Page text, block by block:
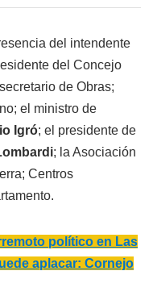
del intendente
del Concejo
de Obras;
el ministro de
Igró; el presidente de
; la Asociación
Centros
político en Las
aplacar: Cornejo